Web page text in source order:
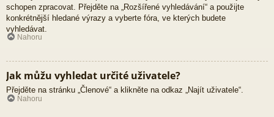
schopen zpracovat. Přejděte na „Rozšířené vyhledávání“ a použijte
konkrétnější hledané výrazy a vyberte fóra, ve kterých budete
vyhledávat.
Nahoru
Jak můžu vyhledat určité uživatele?
Přejděte na stránku „Členové“ a klikněte na odkaz „Najít uživatele“.
Nahoru